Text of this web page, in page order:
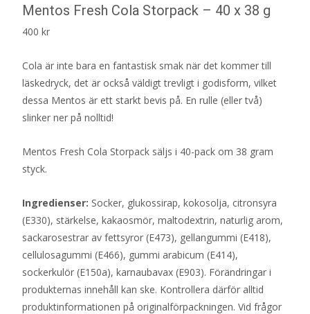
Mentos Fresh Cola Storpack – 40 x 38 g
400 kr
Cola är inte bara en fantastisk smak när det kommer till
läskedryck, det är också väldigt trevligt i godisform, vilket
dessa Mentos är ett starkt bevis på. En rulle (eller två)
slinker ner på nolltid!
Mentos Fresh Cola Storpack säljs i 40-pack om 38 gram
styck.
Ingredienser: Socker, glukossirap, kokosolja, citronsyra
(E330), stärkelse, kakaosmör, maltodextrin, naturlig arom,
sackarosestrar av fettsyror (E473), gellangummi (E418),
cellulosagummi (E466), gummi arabicum (E414),
sockerkulör (E150a), karnaubavax (E903). Förändringar i
produkternas innehåll kan ske. Kontrollera därför alltid
produktinformationen på originalförpackningen. Vid frågor